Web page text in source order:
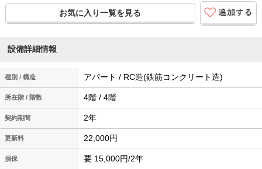
お気に入り一覧を見る
設備詳細情報
種別 / 構造 アパート / RC造(鉄筋コンクリート造)
所在階 / 階数 4階 / 4階
契約期間 2年
更新料 22,000円
損保 要 15,000円/2年